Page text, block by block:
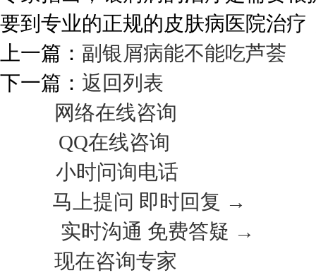
要到专业的正规的皮肤病医院治
上一篇： 副银屑病能不能吃芦荟
下一篇： 返回列表
网络在线咨询
QQ在线咨询
小时问询电话
马上提问 即时回复 →
实时沟通 免费答疑 →
现在咨询专家